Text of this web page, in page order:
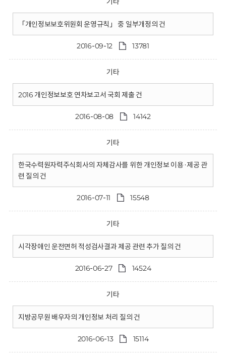
「개인정보보호위원회 운영규칙」 중 일부개정의 건
2016-09-12 13781
기타
2016 개인정보보호 연차보고서 국회 제출 건
2016-08-08 14142
기타
한국수력원자력주식회사의 자체감사를 위한 개인정보 이용·제공 관
련 질의 건
2016-07-11 15548
기타
시각장애인 운전면허 적성검사결과 제공 관련 추가 질의 건
2016-06-27 14524
기타
지방공무원 배우자의 개인정보 처리 질의 건
2016-06-13 15114